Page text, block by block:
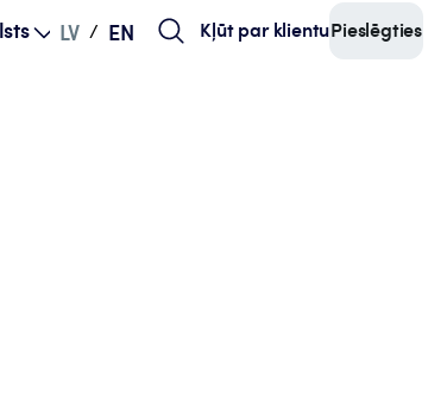
LV / EN Kļūt par klientuPieslēgties